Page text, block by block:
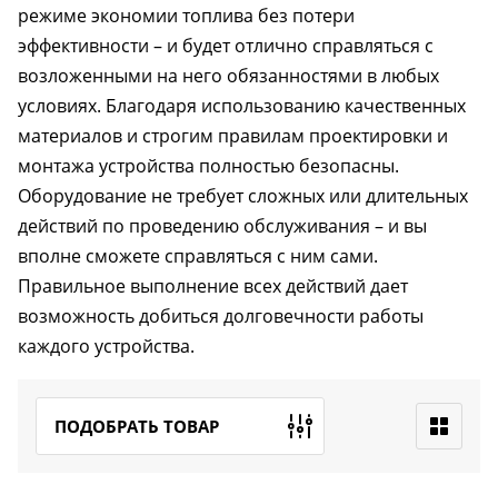
режиме экономии топлива без потери
эффективности – и будет отлично справляться с
возложенными на него обязанностями в любых
условиях. Благодаря использованию качественных
материалов и строгим правилам проектировки и
монтажа устройства полностью безопасны.
Оборудование не требует сложных или длительных
действий по проведению обслуживания – и вы
вполне сможете справляться с ним сами.
Правильное выполнение всех действий дает
возможность добиться долговечности работы
каждого устройства.
ПОДОБРАТЬ ТОВАР